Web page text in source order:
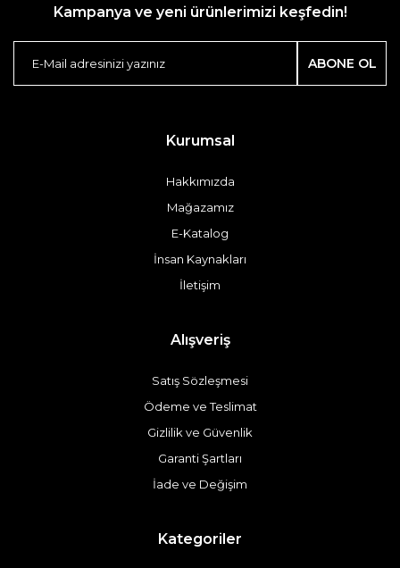
Kampanya ve yeni ürünlerimizi keşfedin!
ABONE OL
Kurumsal
Hakkımızda
Mağazamız
E-Katalog
İnsan Kaynakları
İletişim
Alışveriş
Satış Sözleşmesi
Ödeme ve Teslimat
Gizlilik ve Güvenlik
Garanti Şartları
İade ve Değişim
Kategoriler